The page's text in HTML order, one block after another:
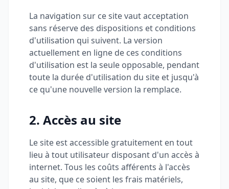
La navigation sur ce site vaut acceptation
sans réserve des dispositions et conditions
d'utilisation qui suivent. La version
actuellement en ligne de ces conditions
d'utilisation est la seule opposable, pendant
toute la durée d'utilisation du site et jusqu'à
ce qu'une nouvelle version la remplace.
2. Accès au site
Le site est accessible gratuitement en tout
lieu à tout utilisateur disposant d'un accès à
internet. Tous les coûts afférents à l'accès
au site, que ce soient les frais matériels,